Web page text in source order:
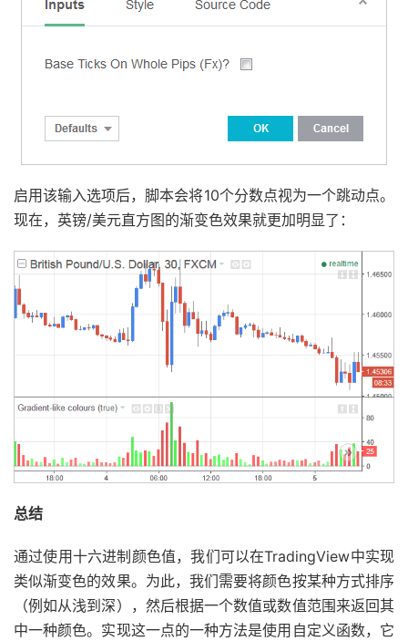
启用该输入选项后，脚本会将10个分数点视为一个跳动点。
现在，英镑/美元直方图的渐变色效果就更加明显了：
总结
通过使用十六进制颜色值，我们可以在TradingView中实现
类似渐变色的效果。为此，我们需要将颜色按某种方式排序
（例如从浅到深），然后根据一个数值或数值范围来返回其
中一种颜色。实现这一点的一种方法是使用自定义函数，它